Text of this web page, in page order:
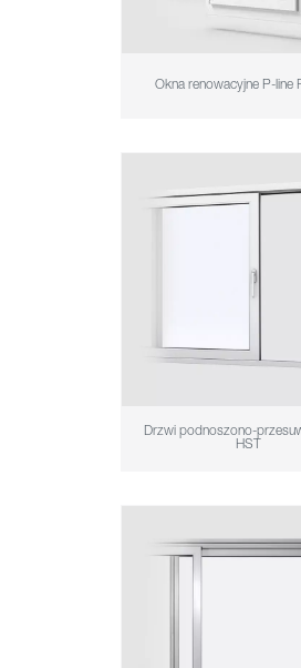
Okna renowacyjne P-line
Drzwi podnoszono-
HST